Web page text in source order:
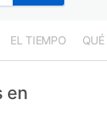
EL TIEMPO QUÉ
en